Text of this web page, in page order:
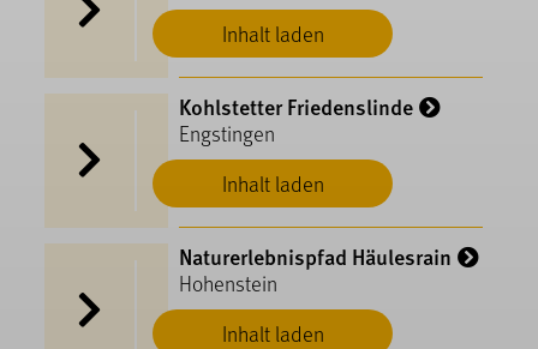
Inhalt laden
Inhalt laden
Kohlstetter Friedenslinde
Engstingen
Inhalt laden
Naturerlebnispfad Häulesrain
Hohenstein